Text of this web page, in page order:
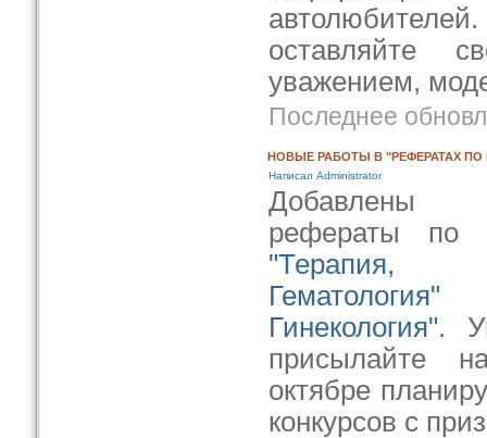
оставляйте
уважением,
Последнее
НОВЫЕ РАБОТЫ В "РЕФЕРАТАХ ПО
Написал Administrator
Добавлены
рефераты по
"Терапия,
Гематология"
Гинекология".
присылайте
октябре
конкурсов с